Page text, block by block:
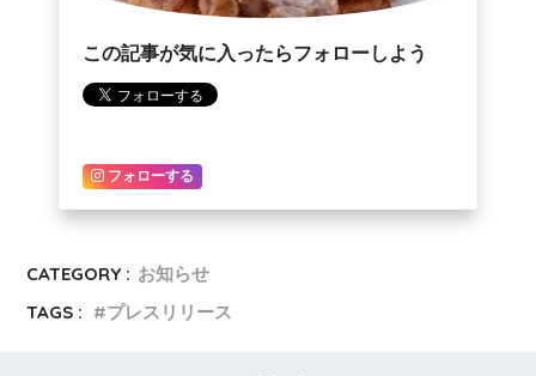
この記事が気に入ったらフォローしよう
フォローする
CATEGORY : お知らせ
TAGS :
プレスリリース